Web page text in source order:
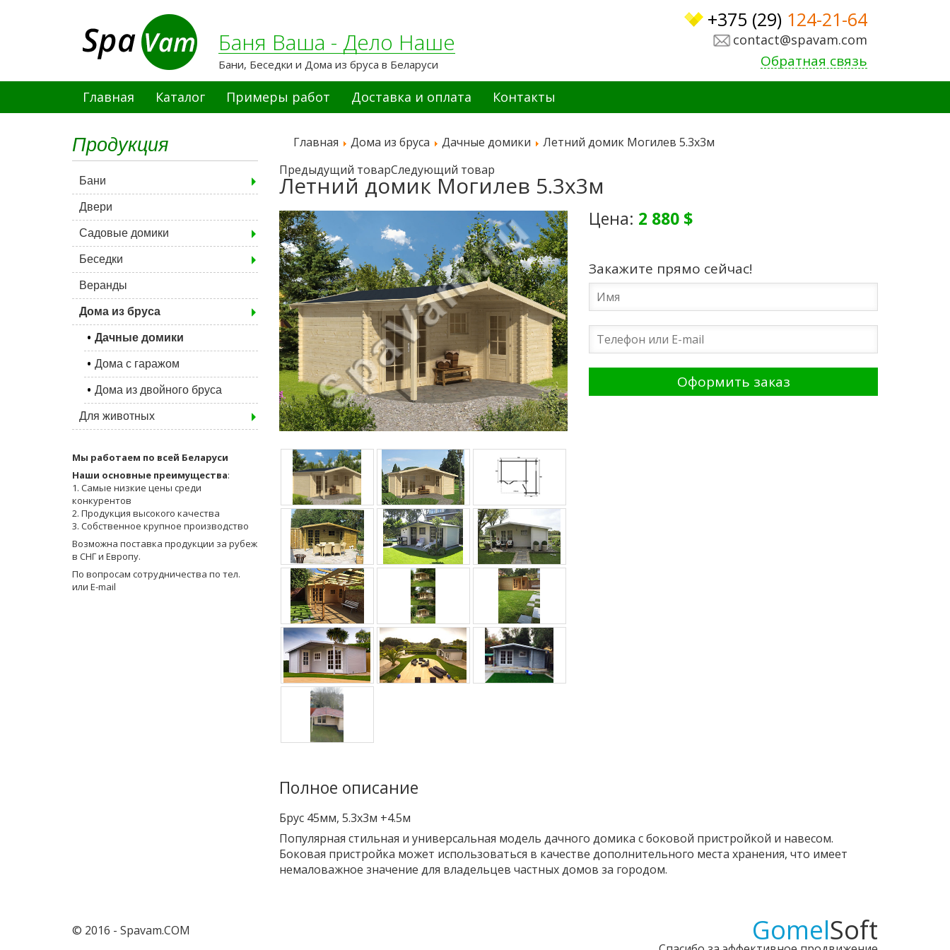
Баня Ваша - Дело Наше
Бани, Беседки и Дома из бруса в Беларуси
+375 (29) 124-21-64
contact@spavam.com
Обратная связь
Главная Каталог Примеры работ Доставка и оплата Контакты
Продукция
Бани
Двери
Садовые домики
Беседки
Веранды
Дома из бруса
Дачные домики
Дома с гаражом
Дома из двойного бруса
Для животных
Мы работаем по всей Беларуси
Наши основные преимущества:
1. Самые низкие цены среди
конкурентов
2. Продукция высокого качества
3. Собственное крупное производство
Возможна поставка продукции за рубеж
в СНГ и Европу.
По вопросам сотрудничества по тел.
или E-mail
Главная Дома из бруса Дачные домики
Летний домик Могилев 5.3x3м
Предыдущий товарСледующий товар
Летний домик Могилев 5.3x3м
Цена: 2 880 $
Закажите прямо сейчас!
Полное описание
Брус 45мм, 5.3x3м +4.5м
Популярная стильная и универсальная модель дачного домика с боковой пристройкой и навесом.
Боковая пристройка может использоваться в качестве дополнительного места хранения, что имеет
немаловажное значение для владельцев частных домов за городом.
© 2016 - Spavam.COM GomelSoft